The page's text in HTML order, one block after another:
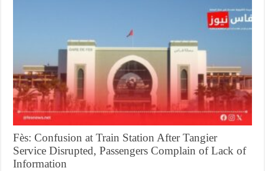
Fès: Confusion at Train Station After Tangier
Service Disrupted, Passengers Complain of Lack of
Information